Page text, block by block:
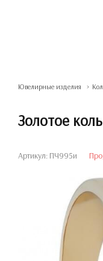
Ювелирные изделия
Золотое
Артикул: ПЧ995и